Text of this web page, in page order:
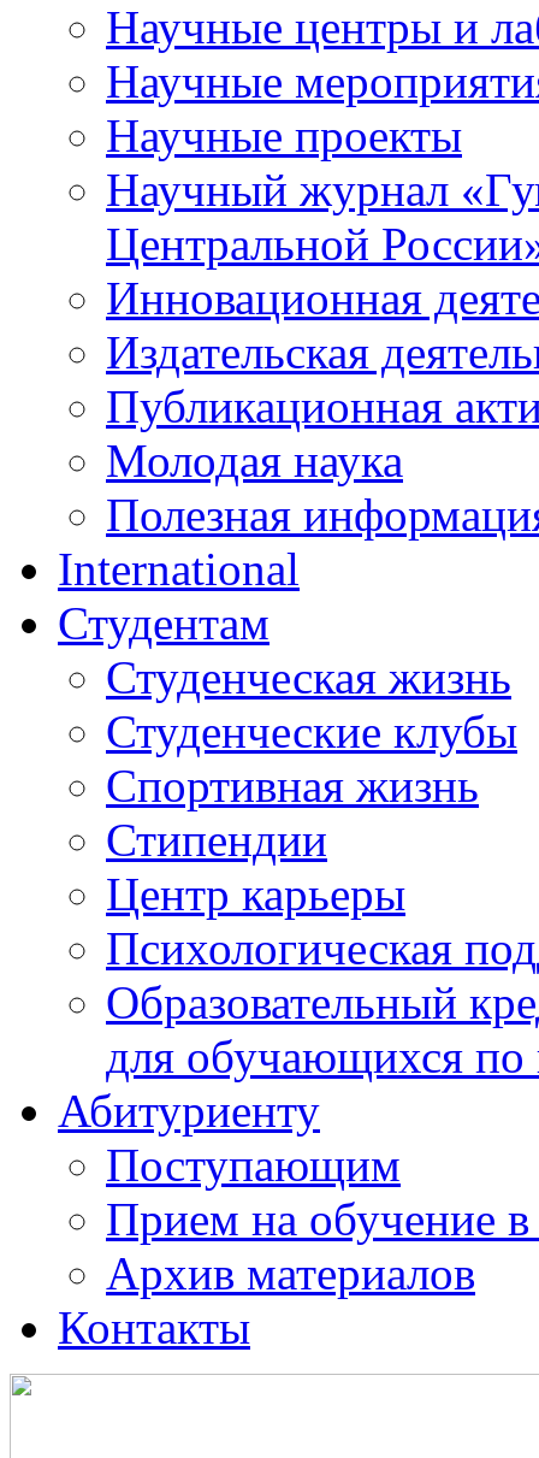
Научные центры и
Научные
Научные проекты
Научный журнал «
Центральной
Инновационная
Издательская
Публикационная
Молодая наука
Полезная
International
Студентам
Студенческая жизнь
Студенческие клубы
Спортивная жизнь
Стипендии
Центр карьеры
Психологическая
Образовательный
для обучающихся
Абитуриенту
Поступающим
Прием на обучение в
Архив материалов
Контакты